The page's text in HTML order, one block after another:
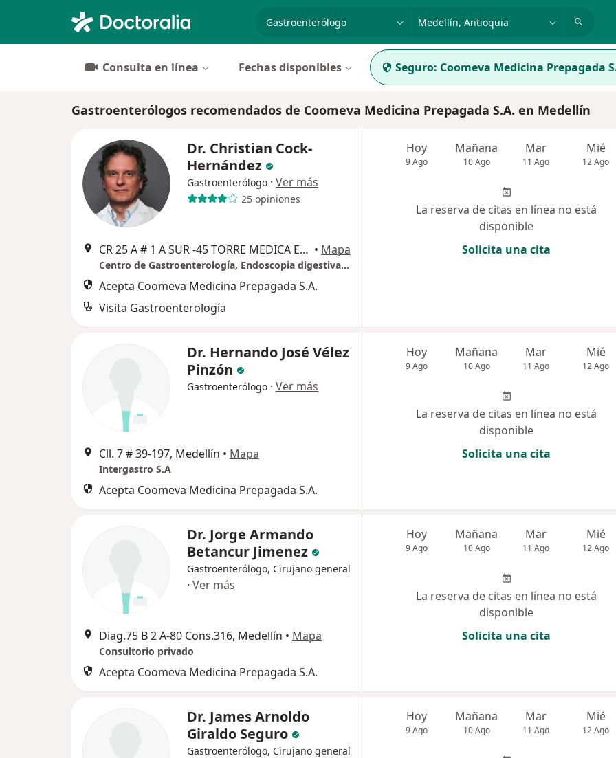
especialidad, enfermedad o nombrep. ej. Bogotá
Consulta en línea Fechas disponibles Seguro: Coomeva Medicina Prepagada
Gastroenterólogos recomendados de Coomeva Medicina Prepagada S.A. en Medellín
Dr. Christian Cock-
Hernández
Gastroenterólogo · Ver más
25 opiniones
CR 25 A # 1 A SUR -45 TORRE MEDICA EL TESORO (Consulta Gastro) CONS. 1138. CENTRO DE ENDOSCOPIA Y COLONOSCOPIA 1139, Medellín • Mapa
Centro de Gastroenterología, Endoscopia digestiva y Colonoscopia Dr. Cock
Acepta Coomeva Medicina Prepagada S.A.
Visita Gastroenterología
Hoy
9 Ago
Mañana
10 Ago
Mar
11 Ago
Mié
12 Ago
La reserva de citas en línea no está
disponible
Solicita una cita
Dr. Hernando José Vélez
Pinzón
Gastroenterólogo · Ver más
Cll. 7 # 39-197, Medellín • Mapa
Intergastro S.A
Acepta Coomeva Medicina Prepagada S.A.
Hoy
9 Ago
Mañana
10 Ago
Mar
11 Ago
Mié
12 Ago
La reserva de citas en línea no está
disponible
Solicita una cita
Dr. Jorge Armando
Betancur Jimenez
Gastroenterólogo, Cirujano general
· Ver más
Diag.75 B 2 A-80 Cons.316, Medellín • Mapa
Consultorio privado
Acepta Coomeva Medicina Prepagada S.A.
Hoy
9 Ago
Mañana
10 Ago
Mar
11 Ago
Mié
12 Ago
La reserva de citas en línea no está
disponible
Solicita una cita
Dr. James Arnoldo
Giraldo Seguro
Gastroenterólogo, Cirujano general
Hoy
9 Ago
Mañana
10 Ago
Mar
11 Ago
Mié
12 Ago